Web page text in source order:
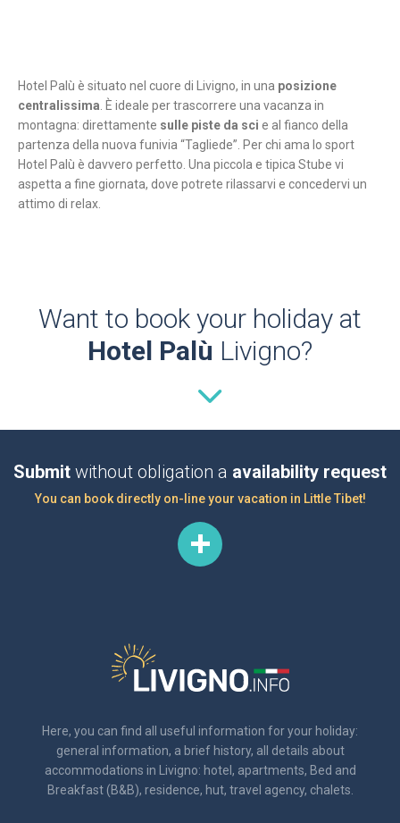
Hotel Palù è situato nel cuore di Livigno, in una posizione
centralissima . È ideale per trascorrere una vacanza in
montagna: direttamente sulle piste da sci e al fianco della
partenza della nuova funivia “Tagliede”. Per chi ama lo sport
Hotel Palù è davvero perfetto. Una piccola e tipica Stube vi
aspetta a fine giornata, dove potrete rilassarvi e concedervi un
attimo di relax.
Want to book your holiday at
Hotel Palù Livigno?
Submit without obligation a availability request
You can book directly on-line your vacation in Little Tibet!
Here, you can find all useful information for your holiday:
general information, a brief history, all details about
accommodations in Livigno: hotel, apartments, Bed and
Breakfast (B&B), residence, hut, travel agency, chalets.